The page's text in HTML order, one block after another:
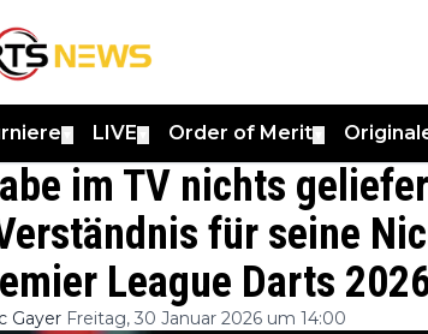
LIVE Order of Merit
im TV nichts
für seine
League Darts
Gayer Freitag, 30 Januar 2026 um 14:00